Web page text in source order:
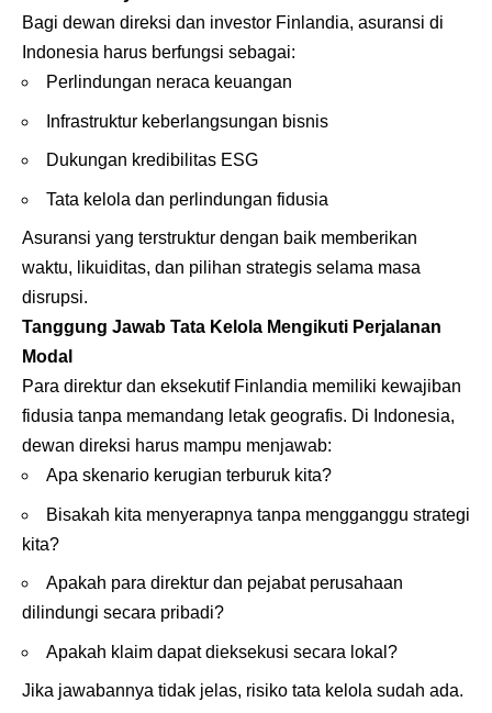
Bagi dewan direksi dan investor Finlandia, asuransi di
Indonesia harus berfungsi sebagai:
Perlindungan neraca keuangan
Infrastruktur keberlangsungan bisnis
Dukungan kredibilitas ESG
Tata kelola dan perlindungan fidusia
Asuransi yang terstruktur dengan baik memberikan
waktu, likuiditas, dan pilihan strategis selama masa
disrupsi.
Tanggung Jawab Tata Kelola Mengikuti Perjalanan
Modal
Para direktur dan eksekutif Finlandia memiliki kewajiban
fidusia tanpa memandang letak geografis. Di Indonesia,
dewan direksi harus mampu menjawab:
Apa skenario kerugian terburuk kita?
Bisakah kita menyerapnya tanpa mengganggu strategi
kita?
Apakah para direktur dan pejabat perusahaan
dilindungi secara pribadi?
Apakah klaim dapat dieksekusi secara lokal?
Jika jawabannya tidak jelas, risiko tata kelola sudah ada.